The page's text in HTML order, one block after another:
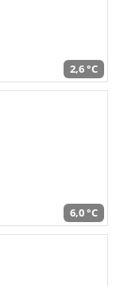
2,6 °C
6,0 °C